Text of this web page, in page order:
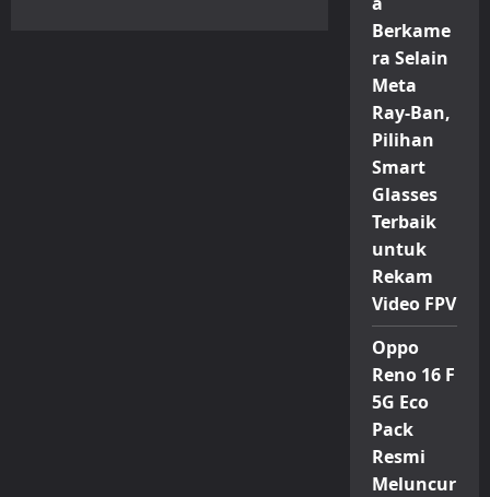
Berkame
ra Selain
Meta
Ray-Ban,
Pilihan
Smart
Glasses
Terbaik
untuk
Rekam
Video FPV
Oppo
Reno 16 F
5G Eco
Pack
Resmi
Meluncur